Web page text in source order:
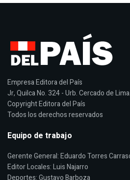
Empresa Editora del País
Jr, Quilca No. 324 - Urb. Cercado de Lima.
Copyright Editora del País
Todos los derechos reservados
Equipo de trabajo
Gerente General: Eduardo Torres
Editor Locales: Luis Najarro
Deportes: Gustavo Barboza